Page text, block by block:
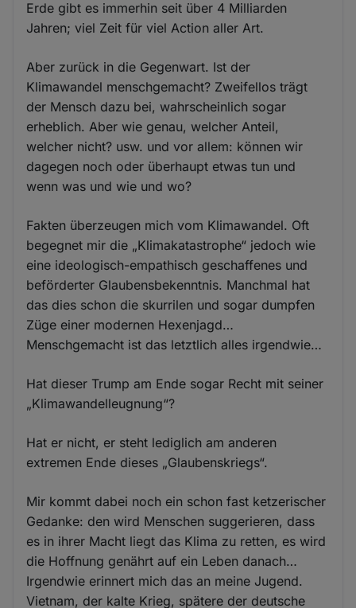
Erde gibt es immerhin seit über 4 Milliarden
Jahren; viel Zeit für viel Action aller Art.
Aber zurück in die Gegenwart. Ist der
Klimawandel menschgemacht? Zweifellos trägt
der Mensch dazu bei, wahrscheinlich sogar
erheblich. Aber wie genau, welcher Anteil,
welcher nicht? usw. und vor allem: können wir
dagegen noch oder überhaupt etwas tun und
wenn was und wie und wo?
Fakten überzeugen mich vom Klimawandel. Oft
begegnet mir die „Klimakatastrophe“ jedoch wie
eine ideologisch-empathisch geschaffenes und
beförderter Glaubensbekenntnis. Manchmal hat
das dies schon die skurrilen und sogar dumpfen
Züge einer modernen Hexenjagd…
Menschgemacht ist das letztlich alles irgendwie…
Hat dieser Trump am Ende sogar Recht mit seiner
„Klimawandelleugnung“?
Hat er nicht, er steht lediglich am anderen
extremen Ende dieses „Glaubenskriegs“.
Mir kommt dabei noch ein schon fast ketzerischer
Gedanke: den wird Menschen suggerieren, dass
es in ihrer Macht liegt das Klima zu retten, es wird
die Hoffnung genährt auf ein Leben danach…
Irgendwie erinnert mich das an meine Jugend.
Vietnam, der kalte Krieg, spätere der deutsche